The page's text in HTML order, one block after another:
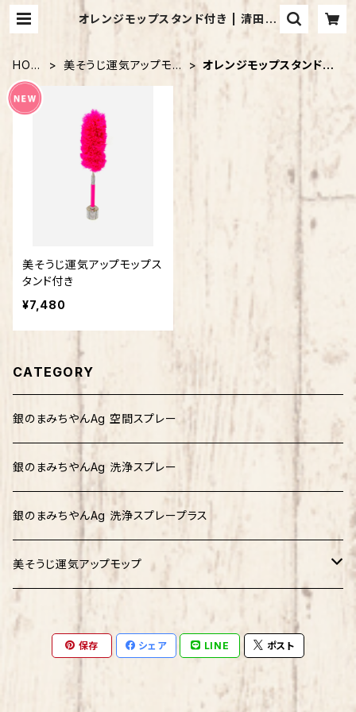
オレンジモップスタンド付き | 清田真
未オフィシャルショップ
HOM
E
美そうじ運気アップモッ
オレンジモップスタンド付
美そうじ運気アップモップス
タンド付き
¥7,480
CATEGORY
銀のまみちやんAg 空間スプレー
銀のまみちやんAg 洗浄スプレー
銀のまみちやんAg 洗浄スプレープラス
美そうじ運気アップモップ
オレンジ
保存 シェア LINE ポスト